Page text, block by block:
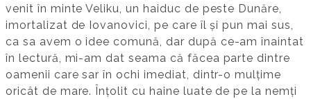
venit în minte Veliku, un haiduc de peste Dunăre,
imortalizat de Iovanovici, pe care îl și pun mai sus,
ca sa avem o idee comună, dar după ce-am înaintat
în lectură, mi-am dat seama că făcea parte dintre
oamenii care sar în ochi imediat, dintr-o mulțime
oricât de mare. Înțolit cu haine luate de pe la nemți